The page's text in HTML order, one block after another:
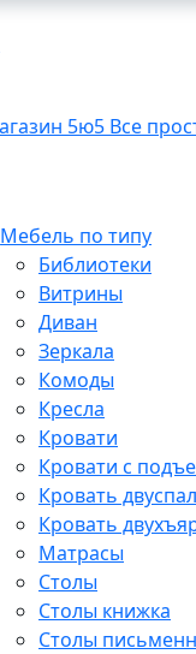
Мебель по типу
Библиотеки
Витрины
Диван
Зеркала
Комоды
Кресла
Кровати
Кровати с
Кровать
Кровать
Матрасы
Столы
Столы книжка
Столы